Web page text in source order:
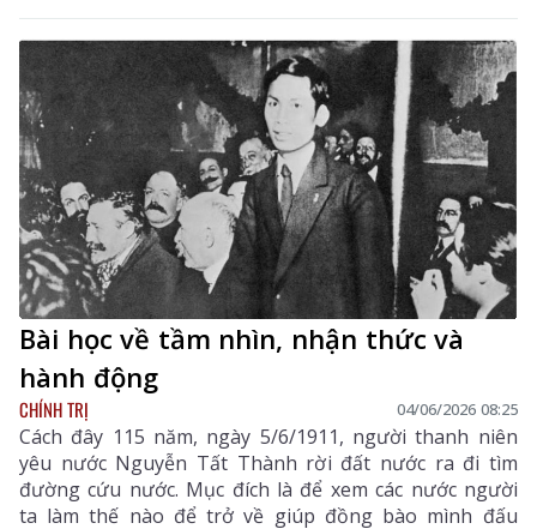
Bài học về tầm nhìn, nhận thức và
hành động
CHÍNH TRỊ 04/06/2026 08:25
Cách đây 115 năm, ngày 5/6/1911, người thanh niên
yêu nước Nguyễn Tất Thành rời đất nước ra đi tìm
đường cứu nước. Mục đích là để xem các nước người
ta làm thế nào để trở về giúp đồng bào mình đấu